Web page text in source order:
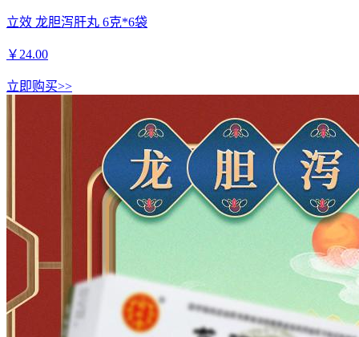
立效 龙胆泻肝丸 6克*6袋
￥ 24.00
立即购买>>